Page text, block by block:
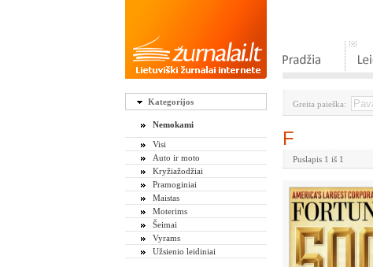
Kategorijos
Nemokami
Visi
Auto ir moto
Kryžiažodžiai
Pramoginiai
Maistas
Moterims
Šeimai
Vyrams
Užsienio leidiniai
Greita paieška:
F
Puslapis 1 iš 1